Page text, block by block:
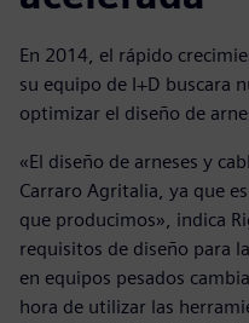
En 2014, el rápido
su equipo de I+D buscara
optimizar el diseño de
«El diseño de arneses y
Carraro Agritalia, ya que
que producimos», indica
requisitos de diseño para
en equipos pesados
hora de utilizar las